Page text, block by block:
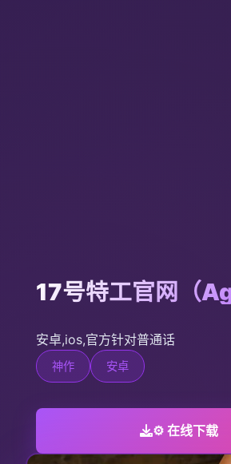
17号特工官网（
安卓,ios,官方针对普通话
神作 安卓
⚙️ 在线下载